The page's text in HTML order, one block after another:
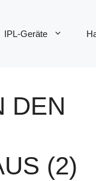
IPL-Geräte
DEN
(2)